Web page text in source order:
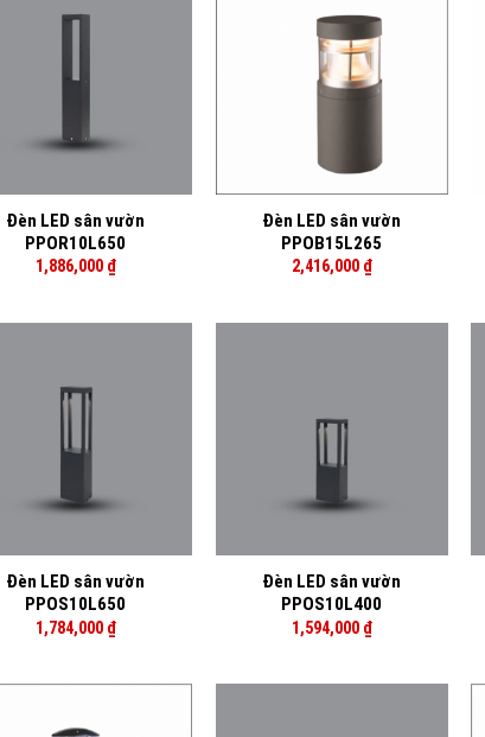
Đèn LED sân vườn
PPOR10L650
1,886,000 ₫
Đèn LED sân vườn
PPOB15L265
2,416,000 ₫
Đèn LED sân vườn
PPOS10L650
1,784,000 ₫
Đèn LED sân vườn
PPOS10L400
1,594,000 ₫